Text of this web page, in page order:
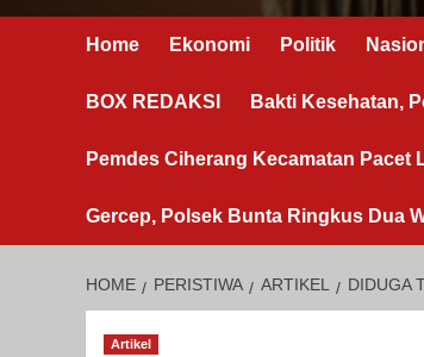
Home Ekonomi Politik
BOX REDAKSI Bakti Kesehatan,
Pemdes Ciherang Kecamatan
Gercep, Polsek Bunta Ringkus Dua
HOME PERISTIWA ARTIKEL ​DIDUGA
Artikel